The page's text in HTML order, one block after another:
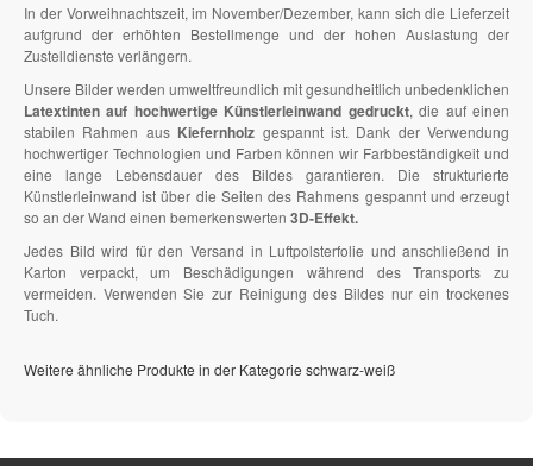
In der Vorweihnachtszeit, im November/Dezember, kann sich die Lieferzeit
aufgrund der erhöhten Bestellmenge und der hohen Auslastung der
Zustelldienste verlängern.
Unsere Bilder werden umweltfreundlich mit gesundheitlich unbedenklichen
Latextinten auf hochwertige Künstlerleinwand gedruckt, die auf einen
stabilen Rahmen aus Kiefernholz gespannt ist. Dank der Verwendung
hochwertiger Technologien und Farben können wir Farbbeständigkeit und
eine lange Lebensdauer des Bildes garantieren. Die strukturierte
Künstlerleinwand ist über die Seiten des Rahmens gespannt und erzeugt
so an der Wand einen bemerkenswerten 3D-Effekt.
Jedes Bild wird für den Versand in Luftpolsterfolie und anschließend in
Karton verpackt, um Beschädigungen während des Transports zu
vermeiden. Verwenden Sie zur Reinigung des Bildes nur ein trockenes
Tuch.
Weitere ähnliche Produkte in der Kategorie schwarz-weiß